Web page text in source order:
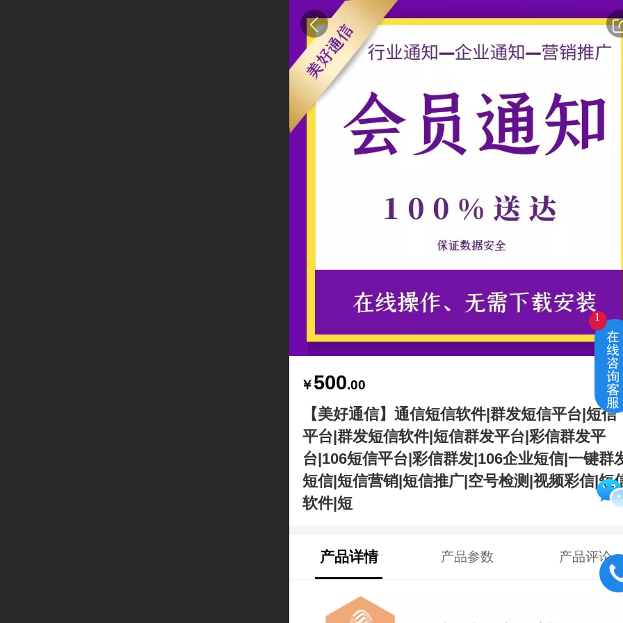
￥500.00
【美好通信】通信短信软件|群发短信平台|短信
平台|群发短信软件|短信群发平台|彩信群发平
台|106短信平台|彩信群发|106企业短信|一键群
短信|短信营销|短信推广|空号检测|视频彩信|短
软件|短
产品详情 产品参数 产品评论
在线咨询客服
1